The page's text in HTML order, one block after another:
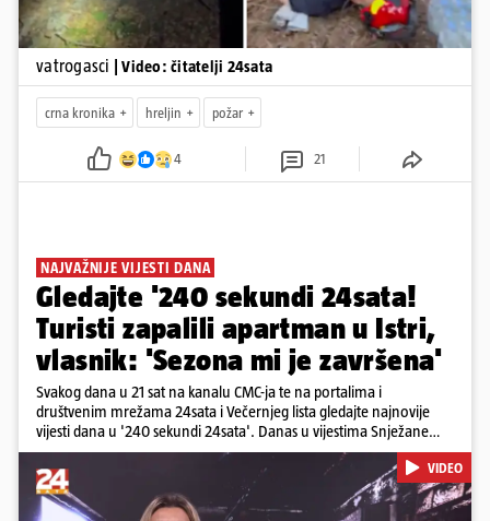
vatrogasci | Video: čitatelji 24sata
crna kronika hreljin požar
4 21
NAJVAŽNIJE VIJESTI DANA
Gledajte '240 sekundi 24sata!
Turisti zapalili apartman u Istri,
vlasnik: 'Sezona mi je završena'
Svakog dana u 21 sat na kanalu CMC-ja te na portalima i
društvenim mrežama 24sata i Večernjeg lista gledajte najnovije
vijesti dana u '240 sekundi 24sata'. Danas u vijestima Snježane
Krnetić: Turisti uništili apartman u Istri, 125 milijuna eura mogla bi
stajati sanacija otpada u Gospiću, u Osijeku pretukli nogometnog
suca, od utorka nove cijene goriva, rastu mirovine za 200 tisuća
branitelja...
VIDEO